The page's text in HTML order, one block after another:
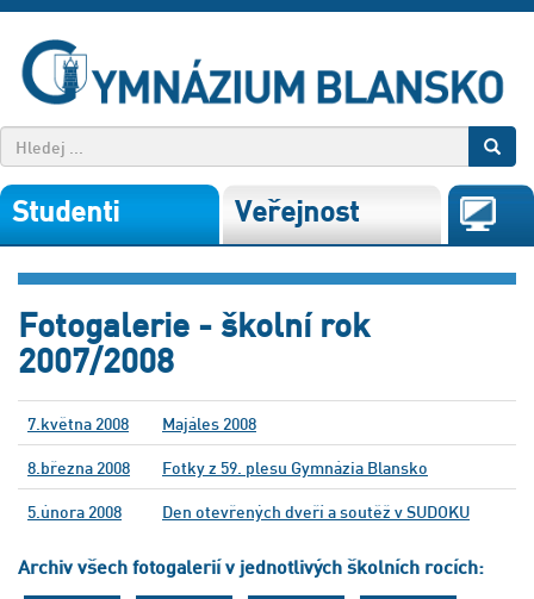
Studenti Veřejnost
Fotogalerie - školní rok
2007/2008
7.května 2008 Majáles 2008
8.března 2008 Fotky z 59. plesu Gymnázia Blansko
5.února 2008 Den otevřených dveří a soutěž v SUDOKU
Archiv všech fotogalerií v jednotlivých školních rocích: